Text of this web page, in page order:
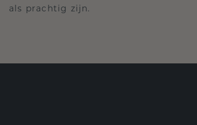
als prachtig zijn.